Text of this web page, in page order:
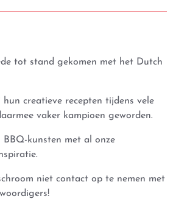
tot stand gekomen met het Dutch
hun creatieve recepten tijdens vele
vaker kampioen geworden.
kunsten met al onze
niet contact op te nemen met